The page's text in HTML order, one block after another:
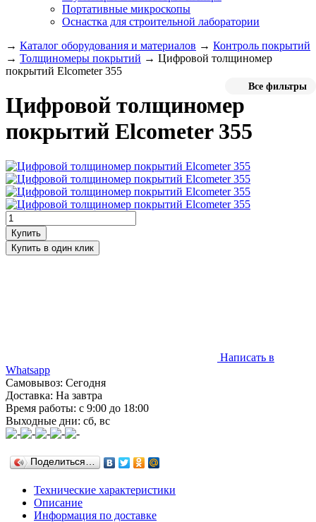
Портативные микроскопы
Оснастка для строительной лаборатории
→ Каталог оборудования и материалов → Контроль покрытий
→ Толщиномеры покрытий → Цифровой толщиномер
покрытий Elcometer 355
Все фильтры
Цифровой толщиномер
покрытий Elcometer 355
Написать в
Whatsapp
Самовывоз: Сегодня
Доставка: На завтра
Время работы: с 9:00 до 18:00
Выходные дни: сб, вс
Поделиться…
Технические характеристики
Описание
Информация по доставке